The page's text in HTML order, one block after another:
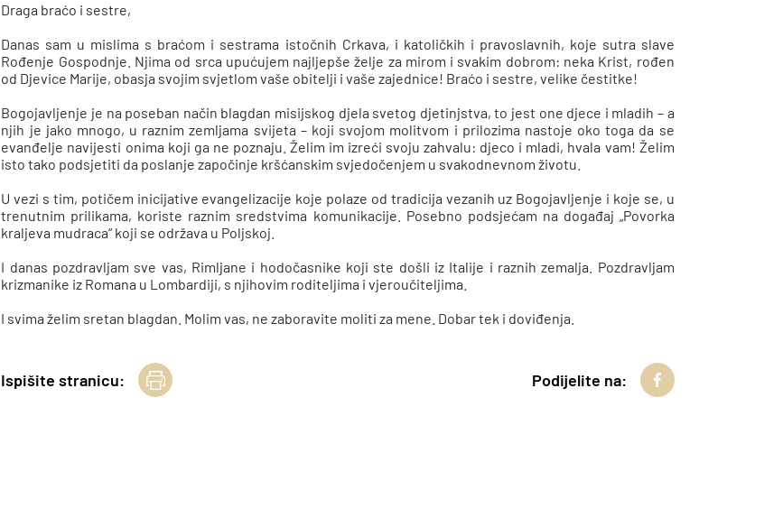
Draga braćo i sestre,
Danas sam u mislima s braćom i sestrama istočnih Crkava, i katoličkih i pravoslavnih, koje sutra slave
Rođenje Gospodnje. Njima od srca upućujem najljepše želje za mirom i svakim dobrom: neka Krist, rođen
od Djevice Marije, obasja svojim svjetlom vaše obitelji i vaše zajednice! Braćo i sestre, velike čestitke!
Bogojavljenje je na poseban način blagdan misijskog djela svetog djetinjstva, to jest one djece i mladih – a
njih je jako mnogo, u raznim zemljama svijeta – koji svojom molitvom i prilozima nastoje oko toga da se
evanđelje navijesti onima koji ga ne poznaju. Želim im izreći svoju zahvalu: djeco i mladi, hvala vam! Želim
isto tako podsjetiti da poslanje započinje kršćanskim svjedočenjem u svakodnevnom životu.
U vezi s tim, potičem inicijative evangelizacije koje polaze od tradicija vezanih uz Bogojavljenje i koje se, u
trenutnim prilikama, koriste raznim sredstvima komunikacije. Posebno podsjećam na događaj „Povorka
kraljeva mudraca“ koji se održava u Poljskoj.
I danas pozdravljam sve vas, Rimljane i hodočasnike koji ste došli iz Italije i raznih zemalja. Pozdravljam
krizmanike iz Romana u Lombardiji, s njihovim roditeljima i vjeroučiteljima.
I svima želim sretan blagdan. Molim vas, ne zaboravite moliti za mene. Dobar tek i doviđenja.
Ispišite stranicu: Podijelite na: